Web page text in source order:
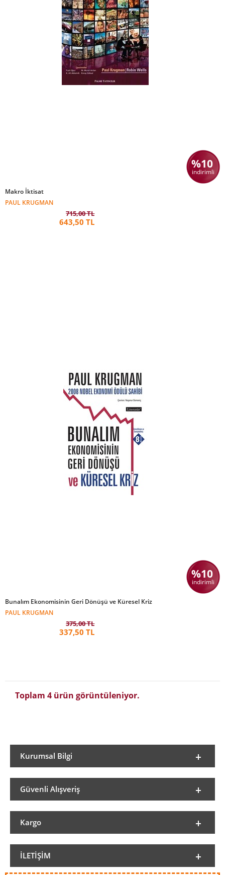
%10
indirimli
Makro İktisat
PAUL KRUGMAN
715,00 TL
643,50 TL
%10
indirimli
Bunalım Ekonomisinin Geri Dönüşü ve Küresel Kriz
PAUL KRUGMAN
375,00 TL
337,50 TL
Toplam 4 ürün görüntüleniyor.
Kurumsal Bilgi
Güvenli Alışveriş
Kargo
İLETIŞIM